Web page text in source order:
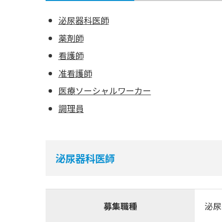
泌尿器科医師
薬剤師
看護師
准看護師
医療ソーシャルワーカー
調理員
泌尿器科医師
募集職種 泌